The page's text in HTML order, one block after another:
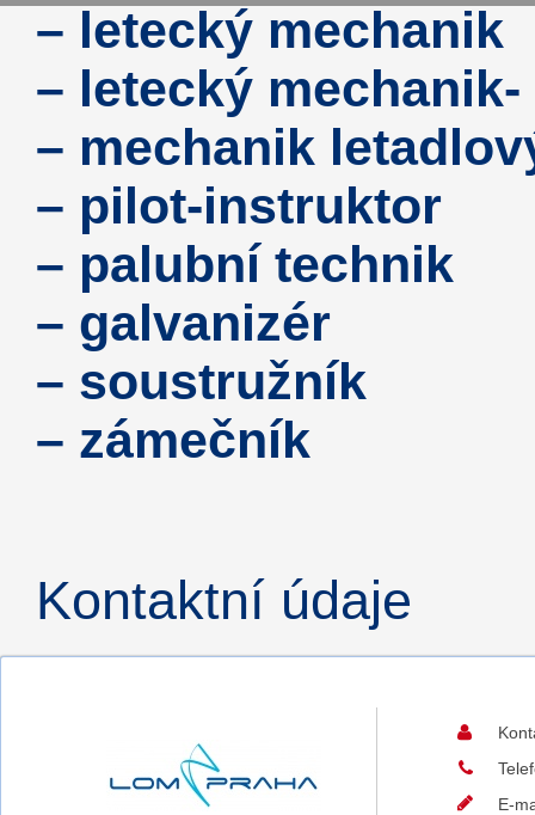
– letecký mechanik
– letecký
– mechanik
– pilot-instruktor
– palubní technik
– galvanizér
– soustružník
– zámečník
Kontaktní údaje
E-